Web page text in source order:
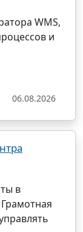
WMS,
и
06.08.2026
в